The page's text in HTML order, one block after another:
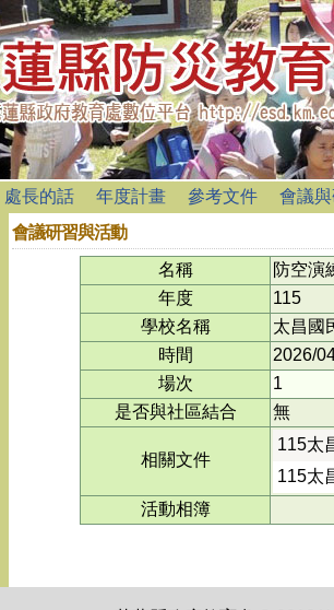
處長的話 年度計畫 參考文件 會議
會議研習與活動
名稱
防空演
年度
115
學校名稱
太昌國
時間
2026/
場次
1
是否與社區結合
無
相關文件
115太
115太
活動相簿